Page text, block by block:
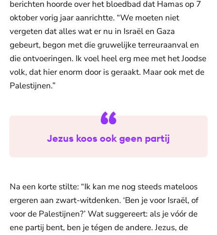
berichten hoorde over het bloedbad dat Hamas op 7
oktober vorig jaar aanrichtte. “We moeten niet
vergeten dat alles wat er nu in Israël en Gaza
gebeurt, begon met die gruwelijke terreuraanval en
die ontvoeringen. Ik voel heel erg mee met het Joodse
volk, dat hier enorm door is geraakt. Maar ook met de
Palestijnen.”
Jezus koos ook geen partij
Na een korte stilte: “Ik kan me nog steeds mateloos
ergeren aan zwart-witdenken. ‘Ben je voor Israël, of
voor de Palestijnen?’ Wat suggereert: als je vóór de
ene partij bent, ben je tégen de andere. Jezus, de